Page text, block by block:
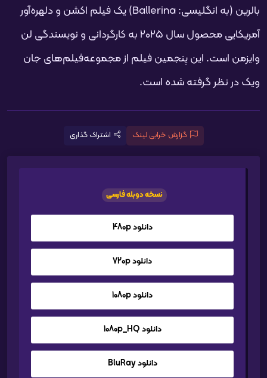
بالرین (به انگلیسی: Ballerina) یک فیلم اکشن و دلهره‌آور
آمریکایی محصول سال ۲۰۲۵ به کارگردانی و نویسندگی لن
وایزمن است. این پنجمین فیلم از مجموعه‌فیلم‌های جان
ویک در نظر گرفته شده است.
گزارش خرابی لینک اشتراک گذاری
نسخه دوبله فارسی
دانلود 480p
دانلود 720p
دانلود 1080p
دانلود 1080p_HQ
دانلود BluRay